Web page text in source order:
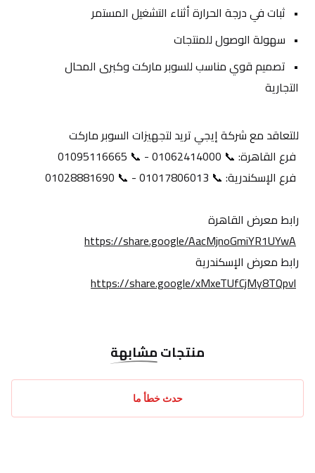
ثبات في درجة الحرارة أثناء التشغيل المستمر
سهولة الوصول للمنتجات
التجارية
للتعاقد مع شركة إيجي تريد لتجهيزات السوبر ماركت
رابط معرض القاهرة
https://share.google/AacMjnoGmiYR1UYwA
رابط معرض الإسكندرية
https://share.google/xMxeTUfCjMy8TQpvl
منتجاتمشابهة
حدث خطأ ما